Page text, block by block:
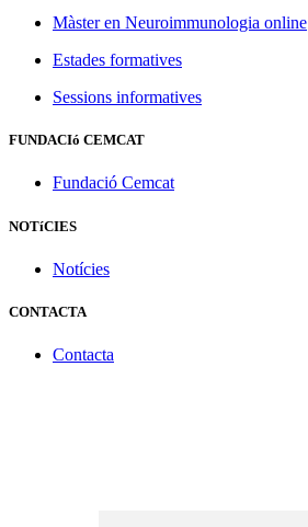
Màster en Neuroimmunologia online
Estades formatives
Sessions informatives
FUNDACIó CEMCAT
Fundació Cemcat
NOTíCIES
Notícies
CONTACTA
Contacta